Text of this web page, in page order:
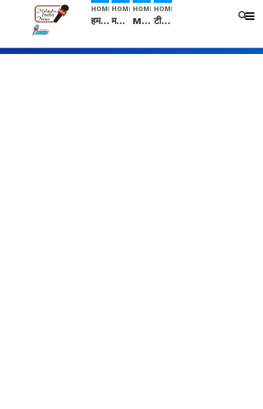
HOME
हम सनातनी..." सांसद kangana Ranaut से क्या बोली लड़की? Viral Jantar-Mantar | CJP protest
HOME
मनीषा हत्याकांड: हत्या, आत्महत्या या कोई बड़ा राज? | Full Story | Josh Haryana
HOME
Mangalsutra: हिंदू धर्म में शादी के बाद मंगलसूत्र क्यों पहनती है महिलाएं, किसने शुरु की ये परंपरा
HOME
टीम बीकेई ने एग्रीकल्चर ग्रेड की यूरिया खाद गट्टों में बदलकर टेक्निकल ग्रेड में बेचने वालों पर करवाई कार्रवाई: लखविंदर सिंह औलख